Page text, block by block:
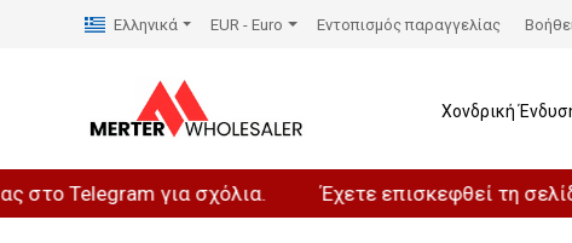
για σχόλια. Έχετε επισκεφθεί τη σελίδα μας
Ελληνικά EUR - Euro Εντοπισμός παραγγελίας
Χονδρική